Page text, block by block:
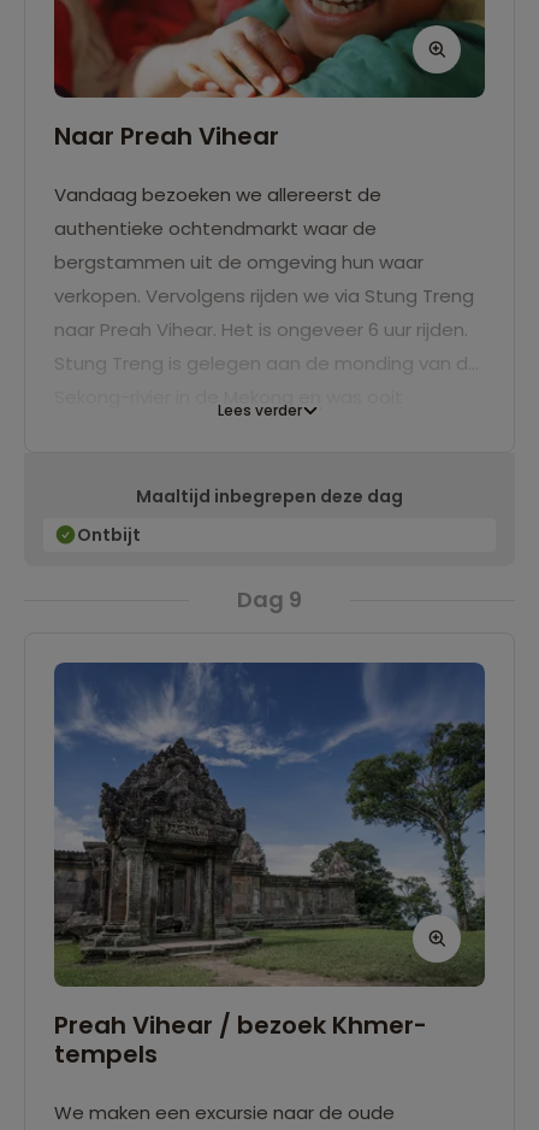
Naar Preah Vihear
Vandaag bezoeken we allereerst de
authentieke ochtendmarkt waar de
bergstammen uit de omgeving hun waar
verkopen. Vervolgens rijden we via Stung Treng
naar Preah Vihear. Het is ongeveer 6 uur rijden.
Stung Treng is gelegen aan de monding van de
Cambodjaans eigendom, vandaar dat veel
mensen in deze streek zowel Khmer als
Preah Vihear kun je er voor kiezen om het
waar je het dagelijkse leven van de lokale
bevolking kunt aanschouwen.
Lees verder
Maaltijd inbegrepen deze dag
Ontbijt
Dag 9
Preah Vihear / bezoek Khmer-
tempels
We maken een excursie naar de oude